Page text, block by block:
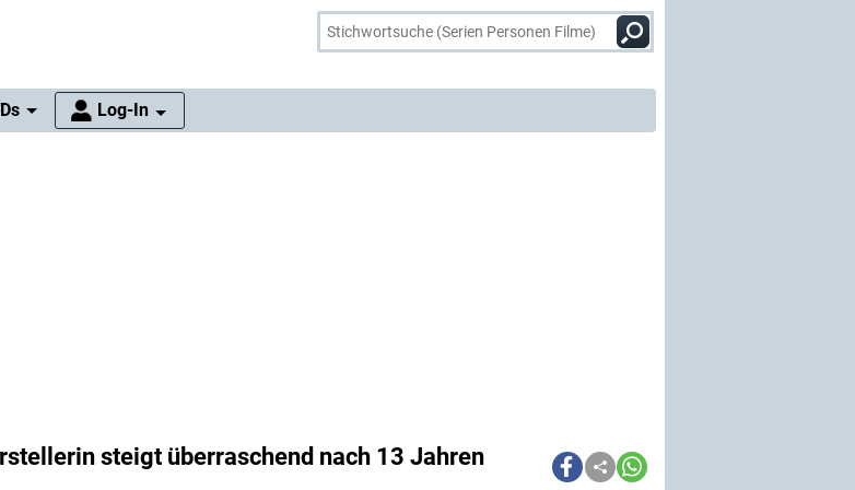
Log-In
steigt überraschend nach 13 Jahren